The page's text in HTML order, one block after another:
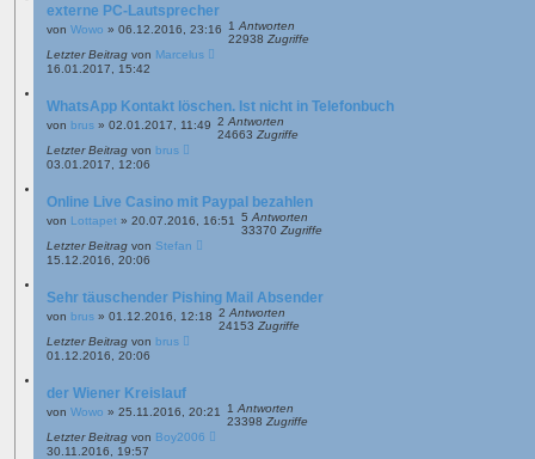
externe PC-Lautsprecher
von Wowo » 06.12.2016, 23:16 1 Antworten
22938 Zugriffe
Letzter Beitrag von Marcelus
16.01.2017, 15:42
WhatsApp Kontakt löschen. Ist nicht in Telefonbuch
von brus » 02.01.2017, 11:49 2 Antworten
24663 Zugriffe
Letzter Beitrag von brus
03.01.2017, 12:06
Online Live Casino mit Paypal bezahlen
von Lottapet » 20.07.2016, 16:51 5 Antworten
33370 Zugriffe
Letzter Beitrag von Stefan
15.12.2016, 20:06
Sehr täuschender Pishing Mail Absender
von brus » 01.12.2016, 12:18 2 Antworten
24153 Zugriffe
Letzter Beitrag von brus
01.12.2016, 20:06
der Wiener Kreislauf
von Wowo » 25.11.2016, 20:21 1 Antworten
23398 Zugriffe
Letzter Beitrag von Boy2006
30.11.2016, 19:57